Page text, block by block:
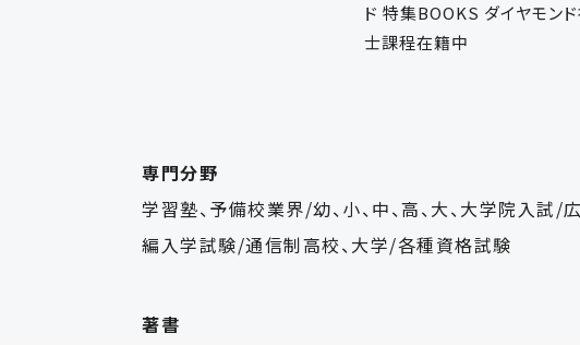
ド 特集BOOKS ダイヤモン
士課程在籍中
専門分野
学習塾、予備校業界/幼、小、中、高、大、大学院入
編入学試験/通信制高校、大学/各種資格試験
著書